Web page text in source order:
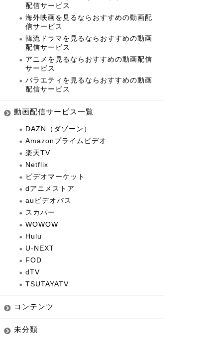
配信サービス
海外映画を見るならおすすめの動画配
信サービス
韓流ドラマを見るならおすすめの動画
配信サービス
アニメを見るならおすすめの動画配信
サービス
バラエティを見るならおすすめの動画
配信サービス
動画配信サービス一覧
DAZN（ダゾーン）
Amazonプライムビデオ
楽天TV
Netflix
ビデオマーケット
dアニメストア
auビデオパス
スカパー
WOWOW
Hulu
U-NEXT
FOD
dTV
TSUTAYATV
コンテンツ
未分類